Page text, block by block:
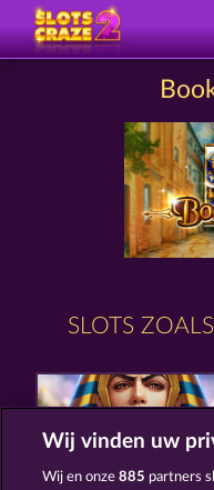
SLOTS
Wij vinden uw
Wij en onze885 partners